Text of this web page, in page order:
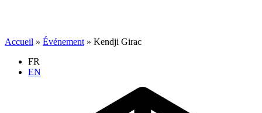
Accueil » Événement » Kendji Girac
FR
EN